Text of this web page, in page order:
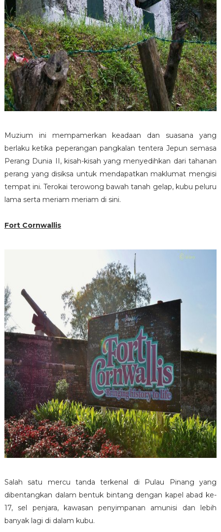
Muzium ini mempamerkan keadaan dan suasana yang
berlaku ketika peperangan pangkalan tentera Jepun semasa
Perang Dunia II, kisah-kisah yang menyedihkan dari tahanan
perang yang disiksa untuk mendapatkan maklumat mengisi
tempat ini. Terokai terowong bawah tanah gelap, kubu peluru
lama serta meriam meriam di sini.
Fort Cornwallis
Salah satu mercu tanda terkenal di Pulau Pinang yang
dibentangkan dalam bentuk bintang dengan kapel abad ke-
17, sel penjara, kawasan penyimpanan amunisi dan lebih
banyak lagi di dalam kubu.